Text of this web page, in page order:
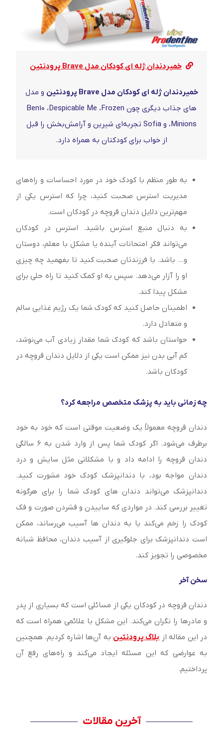
خمیردندان ژله ای کودکان مدل Brave پرودنتین
خمیردندان ژله ای کودکان مدل Brave پرودنتین
و مدل
های جذاب دیگری چون Ben10 ،Despicable Me ،Frozen
،Minions و Sofia تجربه‌ای شیرین و آرامش‌بخش را قبل
از خواب برای کودکتان به همراه دارد.
به طور منظم با کودک خود در مورد احساسات و راه‌های
مدیریت استرس صحبت کنید، چرا که استرس یکی از
مهم‌ترین دلایل دندان قروچه در کودکان است.
به دنبال منبع استرس باشید. استرس در کودکان
می‌تواند فکر امتحانات آینده یا مشکل با معلم، دوستان
و… باشد. با فرزندتان صحبت کنید تا بفهمید چه چیزی
او را آزار می‌دهد. سپس به او کمک کنید تا راه حلی برای
مشکل پیدا کند.
اطمینان حاصل کنید که کودک شما یک رژیم غذایی سالم
و متعادل دارد.
حواستان باشد که کودک شما مقدار زیادی آب می‌نوشد،
کم آبی بدن نیز ممکن است یکی از دلایل دندان قروچه در
کودکان باشد.
چه زمانی باید به پزشک متخصص مراجعه کرد؟
دندان قروچه معمولاً یک وضعیت موقتی است که خود به خود
برطرف می‌شود. اگر کودک شما پس از وارد شدن به 6 سالگی
دندان قروچه را ادامه داد و با مشکلاتی مثل سایش و درد
دندان مواجه بود، با دندانپزشک کودک خود مشورت کنید.
دندانپزشک می‌تواند دندان های کودک شما را برای هرگونه
تغییر بررسی کند. در مواردی که ساییدن و فشردن صورت و فک
کودک را زخم می‌کند یا به دندان ها آسیب می‌رساند، ممکن
است دندانپزشک برای جلوگیری از آسیب دندان، محافظ شبانه
مخصوصی را تجویز کند.
سخن آخر
دندان قروچه در کودکان یکی از مسائلی است که بسیاری از پدر
و مادرها را نگران می‌کند. این مشکل با علائمی همراه است که
در این مقاله ازبلاگ پرودنتین به آن‌ها اشاره کردیم. همچنین
به عوارضی که این مسئله ایجاد می‌کند و راه‌های رفع آن
پرداختیم.
آخرین مقالات